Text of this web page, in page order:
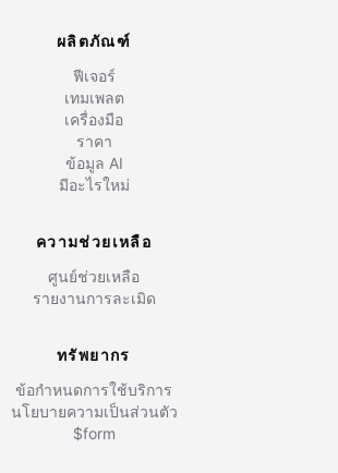
ผลิตภัณฑ์
ฟีเจอร์
เทมเพลต
เครื่องมือ
ราคา
ข้อมูล AI
มีอะไรใหม่
ความช่วยเหลือ
ศูนย์ช่วยเหลือ
รายงานการละเมิด
ทรัพยากร
ข้อกำหนดการใช้บริการ
นโยบายความเป็นส่วนตัว
$form